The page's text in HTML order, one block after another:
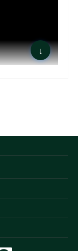
освітлення,
Завдяки
відтворюють
їх
світла.
нейтральне
та створюючи
↓